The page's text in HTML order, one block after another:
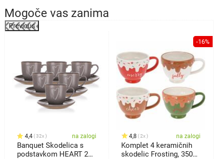
Mogoče vas zanima
Previous
4,4 32x na zalogi
Banquet Skodelica s
podstavkom HEART 260
-16%
4,8 2x na zalogi
Komplet 4 keramičnih
skodelic Frosting, 350